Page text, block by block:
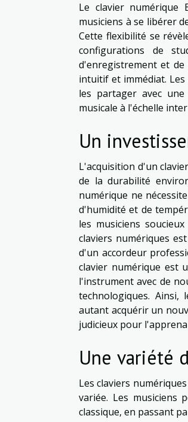
Le clavier numérique
musiciens à se libérer
Cette flexibilité se
configurations de
d'enregistrement et de
intuitif et immédiat.
les partager avec
musicale à l'échelle
Un
L'acquisition d'un
de la durabilité
numérique ne
d'humidité et de
les musiciens
claviers numériques
d'un accordeur
clavier numérique est
l'instrument avec de
technologiques.
autant acquérir un
judicieux pour
Une variété
Les claviers
variée. Les musiciens
classique, en passant